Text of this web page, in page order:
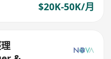
$20K-50K/月